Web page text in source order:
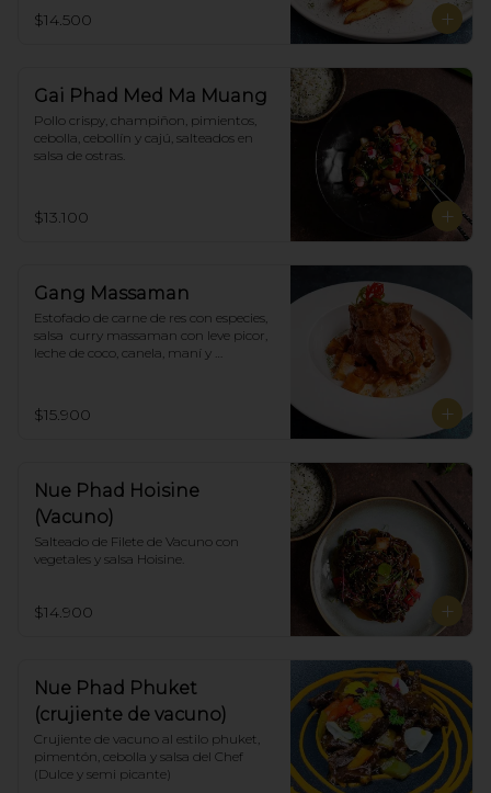
$14.500
Gai Phad Med Ma Muang
Pollo crispy, champiñon, pimientos,
cebolla, cebollín y cajú, salteados en
salsa de ostras.
$13.100
Gang Massaman
Estofado de carne de res con especies,
salsa  curry massaman con leve picor,
leche de coco, canela, maní y
$15.900
Nue Phad Hoisine
(Vacuno)
Salteado de Filete de Vacuno con
vegetales y salsa Hoisine.
$14.900
Nue Phad Phuket
(crujiente de vacuno)
Crujiente de vacuno al estilo phuket,
pimentón, cebolla y salsa del Chef
(Dulce y semi picante)